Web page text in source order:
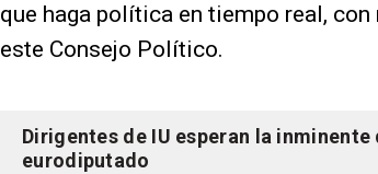
que haga política en tiempo real,
este Consejo Político.
Dirigentes de IU esperan la
eurodiputado